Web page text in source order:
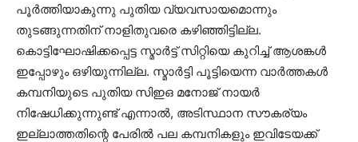
പൂര്‍ത്തിയാകുന്നു പുതിയ വ്യവസായമൊന്നും
തുടങ്ങുന്നതിന് നാളിതുവരെ കഴിഞ്ഞിട്ടില്ല.
കൊട്ടിഘോഷിക്കപ്പെട്ട സ്മാര്‍ട്ട് സിറ്റിയെ കുറിച്ച് ആശങ്കള്‍
ഇപ്പോഴും ഒഴിയുന്നില്ല. സ്മാര്‍ട്ടി പൂട്ടിയെന്ന വാര്‍ത്തകള്‍
കമ്പനിയുടെ പുതിയ സിഇഒ മനോജ് നായര്‍
നിഷേധിക്കുന്നുണ്ട് എന്നാല്‍, അടിസ്ഥാന സൗകര്യം
ഇല്ലാത്തതിന്റെ പേരില്‍ പല കമ്പനികളും ഇവിടേയക്ക്